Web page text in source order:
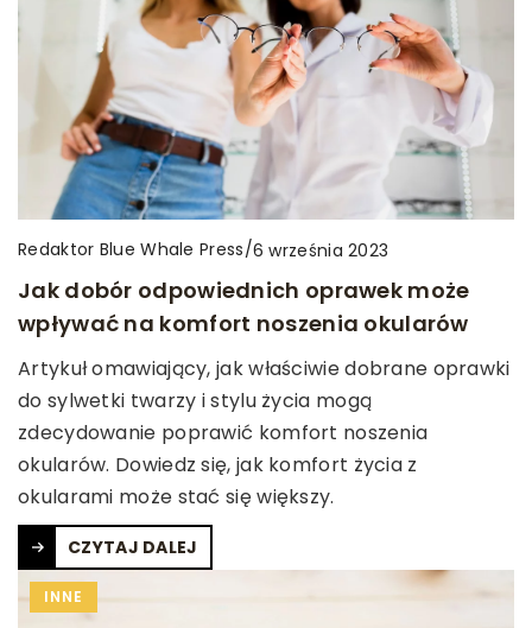
Redaktor Blue Whale Press/6 września 2023
Jak dobór odpowiednich oprawek może
wpływać na komfort noszenia okularów
Artykuł omawiający, jak właściwie dobrane oprawki
do sylwetki twarzy i stylu życia mogą
zdecydowanie poprawić komfort noszenia
okularów. Dowiedz się, jak komfort życia z
okularami może stać się większy.
CZYTAJ DALEJ
INNE